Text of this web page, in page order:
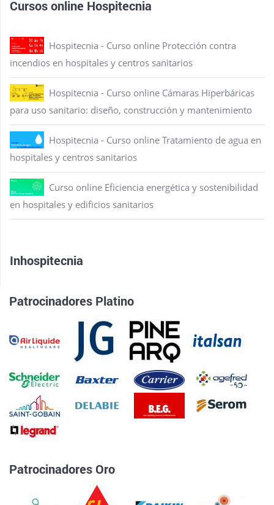
Cursos online Hospitecnia
Hospitecnia - Curso online Protección contra
incendios en hospitales y centros sanitarios
Hospitecnia - Curso online Cámaras Hiperbáricas
para uso sanitario: diseño, construcción y mantenimiento
Hospitecnia - Curso online Tratamiento de agua en
hospitales y centros sanitarios
Curso online Eficiencia energética y sostenibilidad
en hospitales y edificios sanitarios
Inhospitecnia
Patrocinadores Platino
Patrocinadores Oro